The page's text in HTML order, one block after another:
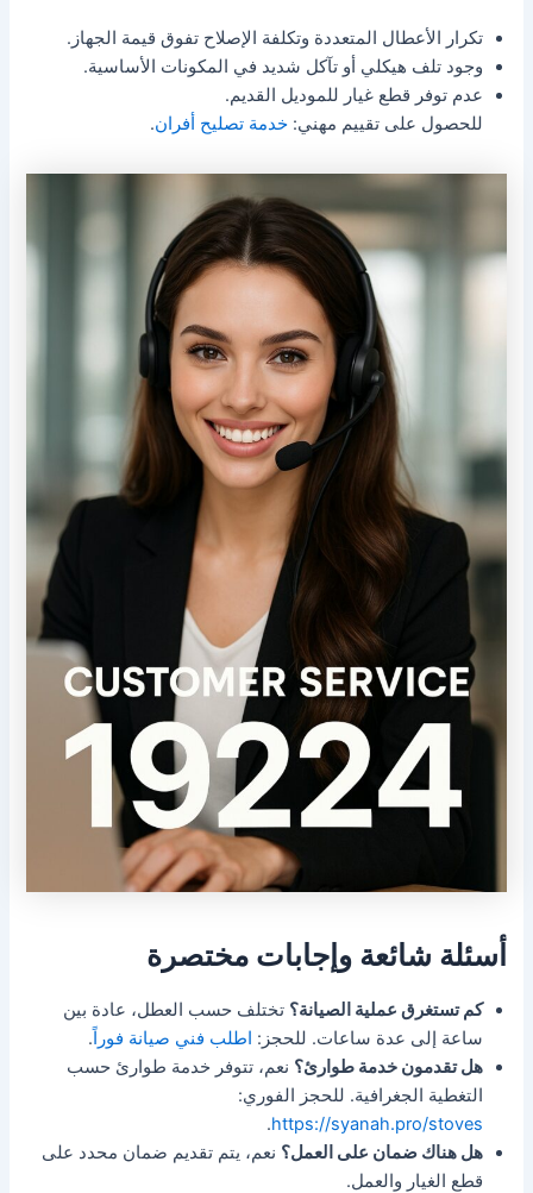
تكرار الأعطال المتعددة وتكلفة الإصلاح تفوق قيمة الجهاز.
وجود تلف هيكلي أو تآكل شديد في المكونات الأساسية.
عدم توفر قطع غيار للموديل القديم.
للحصول على تقييم مهني:خدمة تصليح أفران.
أسئلة شائعة وإجابات مختصرة
كم تستغرق عملية الصيانة؟ تختلف حسب العطل، عادة بين
ساعة إلى عدة ساعات. للحجز: اطلب فني صيانة فوراً.
هل تقدمون خدمة طوارئ؟ نعم، تتوفر خدمة طوارئ حسب
التغطية الجغرافية. للحجز الفوري:
https://syanah.pro/stoves
.
هل هناك ضمان على العمل؟ نعم، يتم تقديم ضمان محدد على
قطع الغيار والعمل.